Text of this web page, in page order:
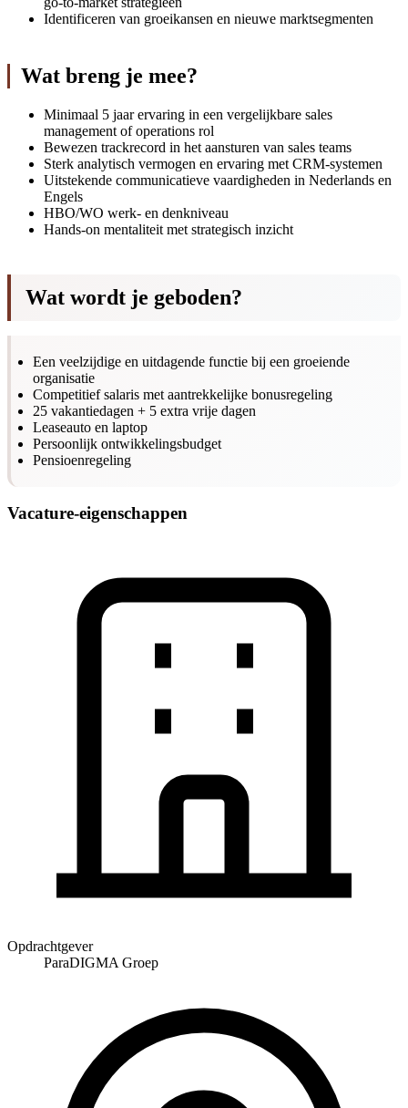
Identificeren van groeikansen en nieuwe marktsegmenten
Wat breng je mee?
Minimaal 5 jaar ervaring in een vergelijkbare sales
management of operations rol
Bewezen trackrecord in het aansturen van sales teams
Sterk analytisch vermogen en ervaring met CRM-systemen
Uitstekende communicatieve vaardigheden in Nederlands en
Engels
HBO/WO werk- en denkniveau
Hands-on mentaliteit met strategisch inzicht
Wat wordt je geboden?
Een veelzijdige en uitdagende functie bij een groeiende
organisatie
Competitief salaris met aantrekkelijke bonusregeling
25 vakantiedagen + 5 extra vrije dagen
Leaseauto en laptop
Persoonlijk ontwikkelingsbudget
Pensioenregeling
Vacature-eigenschappen
Opdrachtgever
ParaDIGMA Groep